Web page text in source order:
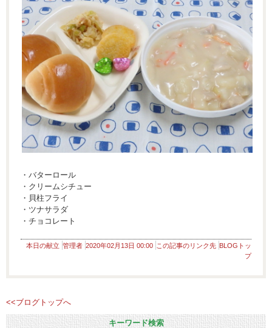
・バターロール
・クリームシチュー
・貝柱フライ
・ツナサラダ
・チョコレート
本日の献立 管理者 2020年02月13日 00:00 この記事のリンク先 BLOGトッ
プ
<<ブログトップへ
キーワード検索